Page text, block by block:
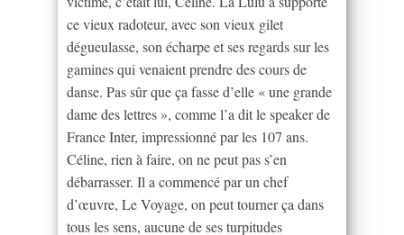
ce vieux radoteur, avec son vieux gilet
dégueulasse, son écharpe et ses regards sur les
gamines qui venaient prendre des cours de
danse. Pas sûr que ça fasse d’elle « une grande
dame des lettres », comme l’a dit le speaker de
France Inter, impressionné par les 107 ans.
Céline, rien à faire, on ne peut pas s’en
débarrasser. Il a commencé par un chef
d’œuvre, Le Voyage, on peut tourner ça dans
tous les sens, aucune de ses turpitudes